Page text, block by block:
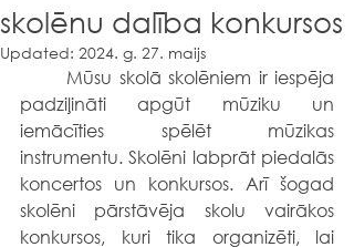
skolēnu dalība konkursos
Updated: 2024. g. 27. maijs
padziļināti apgūt mūziku un
iemācīties spēlēt mūzikas
instrumentu. Skolēni labprāt piedalās
koncertos un konkursos. Arī šogad
skolēni pārstāvēja skolu vairākos
konkursos, kuri tika organizēti, lai